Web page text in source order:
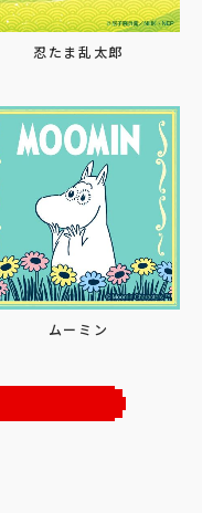
忍たま乱太郎
ムーミン